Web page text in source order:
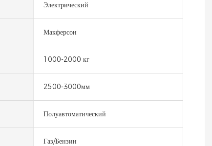
Электрический
Макферсон
1000-2000 кг
2500-3000мм
Полуавтоматический
Газ/Бензин